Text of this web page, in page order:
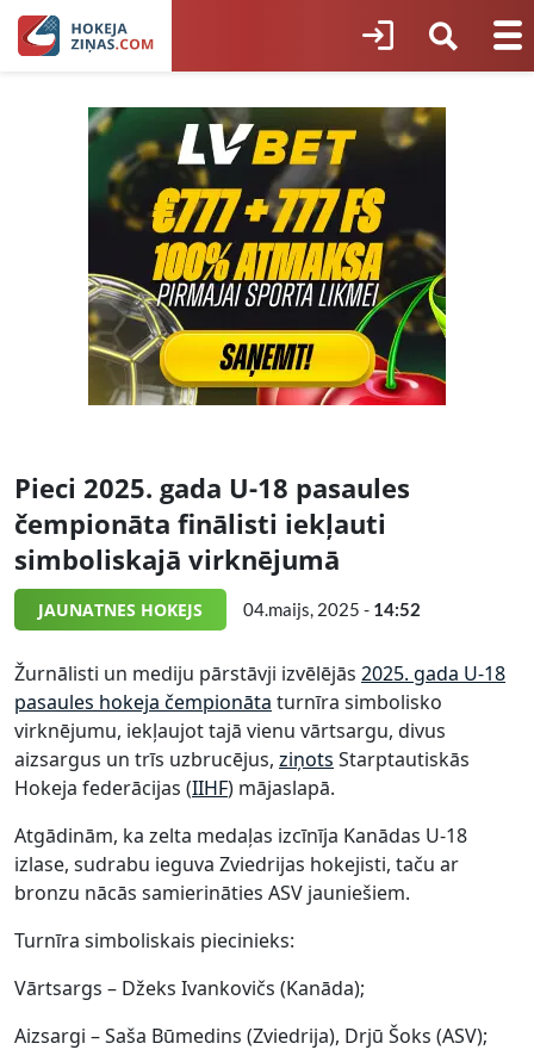
Pieci 2025. gada U-18 pasaules
čempionāta finālisti iekļauti
simboliskajā virknējumā
JAUNATNES HOKEJS 04.maijs, 2025 - 14:52
Žurnālisti un mediju pārstāvji izvēlējās 2025. gada U-18
pasaules hokeja čempionāta turnīra simbolisko
virknējumu, iekļaujot tajā vienu vārtsargu, divus
aizsargus un trīs uzbrucējus, ziņots Starptautiskās
Hokeja federācijas (IIHF) mājaslapā.
Atgādinām, ka zelta medaļas izcīnīja Kanādas U-18
izlase, sudrabu ieguva Zviedrijas hokejisti, taču ar
bronzu nācās samierināties ASV jauniešiem.
Turnīra simboliskais piecinieks:
Vārtsargs – Džeks Ivankovičs (Kanāda);
Aizsargi – Saša Būmedins (Zviedrija), Drjū Šoks (ASV);